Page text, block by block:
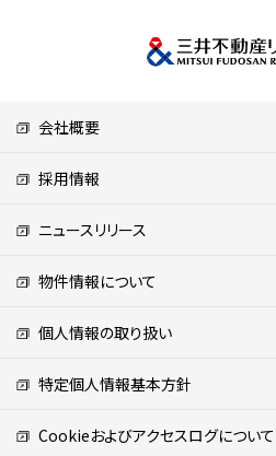
会社概要
採用情報
ニュースリリース
物件情報について
個人情報の取り扱い
特定個人情報基本方針
Cookieおよびアクセスログについて